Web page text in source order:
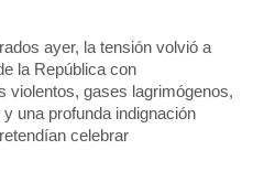
ayer, la tensión volvió a
la República con
violentos, gases lagrimógenos,
una profunda indignación
celebrar